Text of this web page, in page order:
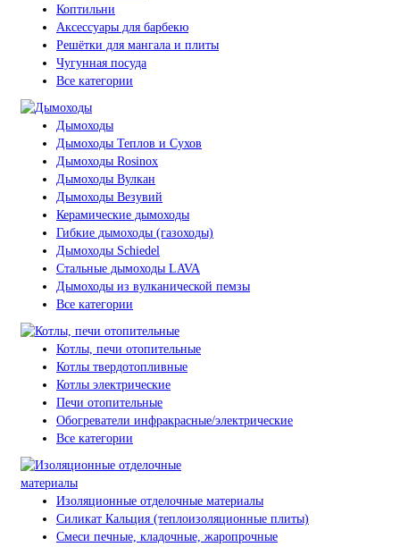
Коптильни
Аксессуары для барбекю
Решётки для мангала и плиты
Чугунная посуда
Все категории
Дымоходы
Дымоходы Теплов и Сухов
Дымоходы Rosinox
Дымоходы Вулкан
Дымоходы Везувий
Керамические дымоходы
Гибкие дымоходы (газоходы)
Дымоходы Schiedel
Стальные дымоходы LAVA
Дымоходы из вулканической пемзы
Все категории
Котлы, печи отопительные
Котлы твердотопливные
Котлы электрические
Печи отопительные
Обогреватели инфракрасные/электрические
Все категории
Изоляционные отделочные материалы
Силикат Кальция (теплоизоляционные плиты)
Смеси печные, кладочные, жаропрочные